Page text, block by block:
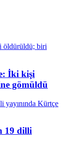
İki kişi
gömüldü
19 dilli